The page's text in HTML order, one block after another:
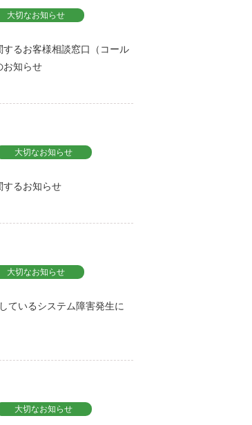
大切なお知らせ
するお客様相談窓口（コール
お知らせ
大切なお知らせ
するお知らせ
大切なお知らせ
ているシステム障害発生に
大切なお知らせ